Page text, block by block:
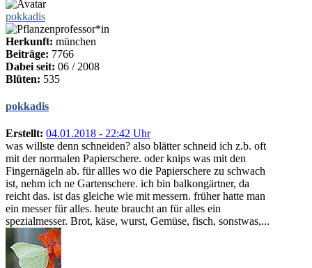
pokkadis
Herkunft: münchen
Beiträge: 7766
Dabei seit: 06 / 2008
Blüten: 535
pokkadis
Erstellt: 04.01.2018 - 22:42 Uhr
was willste denn schneiden? also blätter schneid ich z.b. oft
mit der normalen Papierschere. oder knips was mit den
Fingernägeln ab. für allles wo die Papierschere zu schwach
ist, nehm ich ne Gartenschere. ich bin balkongärtner, da
reicht das. ist das gleiche wie mit messern. früher hatte man
ein messer für alles. heute braucht an für alles ein
spezialmesser. Brot, käse, wurst, Gemüse, fisch, sonstwas,...